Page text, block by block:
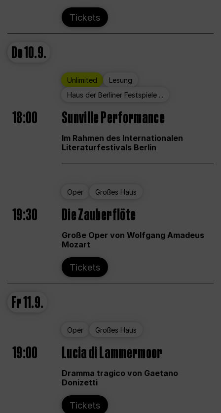
Tickets
Do10.9.
Unlimited
Lesung
Haus der Berliner Festspiele ...
18:00 Sunville Performance
Im Rahmen des Internationalen
Literaturfestivals Berlin
Oper Großes Haus
19:30 Die Zauberflöte
Große Oper von Wolfgang Amadeus
Mozart
Tickets
Fr11.9.
Oper Großes Haus
19:00 Lucia di Lammermoor
Dramma tragico von Gaetano
Donizetti
Tickets